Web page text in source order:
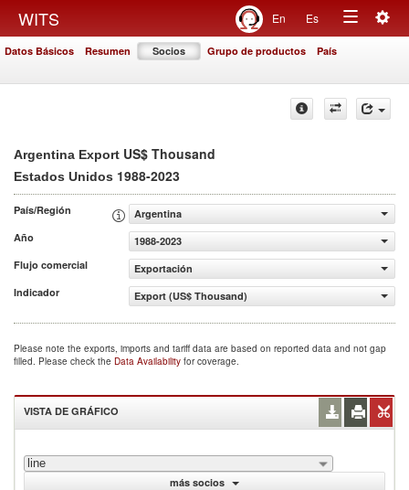
WITS En Es
Toggle
Datos Básicos Resumen Socios Grupo de productos País
Argentina Export US$ Thousand
Estados Unidos 1988-2023
País/Región
Argentina
Año
1988-2023
Flujo comercial
Exportación
Indicador
Export (US$ Thousand)
Please note the exports, imports and tariff data are based on reported data and not gap
filled. Please check the Data Availability for coverage.
VISTA DE GRÁFICO
line
más socios